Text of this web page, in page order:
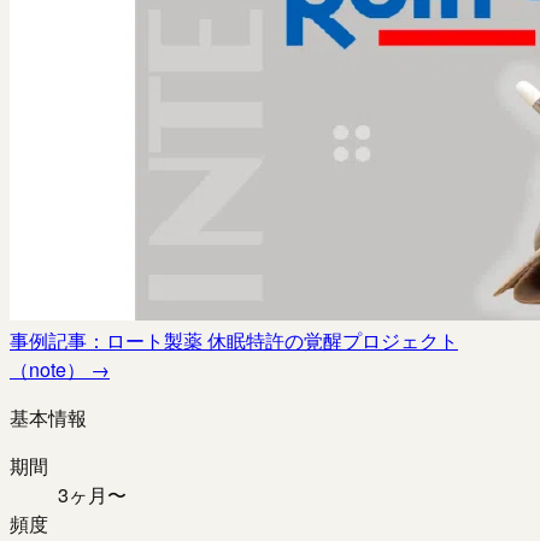
事例記事：ロート製薬 休眠特許の覚醒プロジェクト
（note）
→
基本情報
期間
3ヶ月〜
頻度